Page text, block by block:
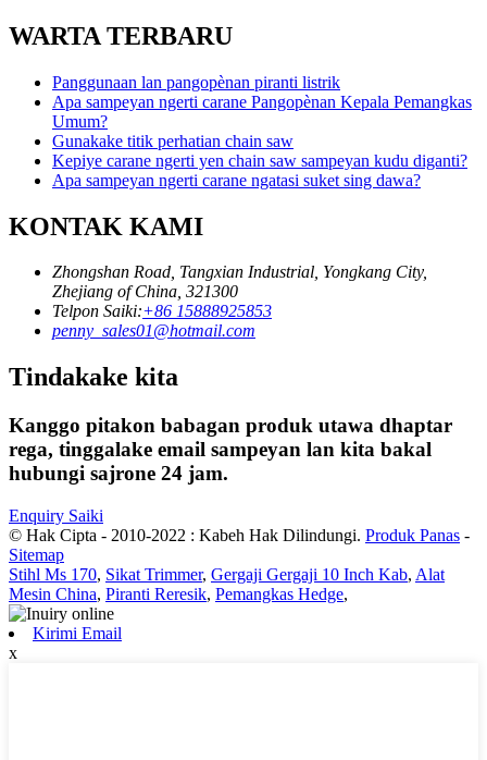
WARTA TERBARU
Panggunaan lan pangopènan piranti listrik
Apa sampeyan ngerti carane Pangopènan Kepala Pemangkas
Umum?
Gunakake titik perhatian chain saw
Kepiye carane ngerti yen chain saw sampeyan kudu diganti?
Apa sampeyan ngerti carane ngatasi suket sing dawa?
KONTAK KAMI
Zhongshan Road, Tangxian Industrial, Yongkang City,
Zhejiang of China, 321300
Telpon Saiki:+86 15888925853
penny_sales01@hotmail.com
Tindakake kita
Kanggo pitakon babagan produk utawa dhaptar
rega, tinggalake email sampeyan lan kita bakal
hubungi sajrone 24 jam.
Enquiry Saiki
© Hak Cipta - 2010-2022 : Kabeh Hak Dilindungi. Produk Panas -
Sitemap
Stihl Ms 170, Sikat Trimmer, Gergaji Gergaji 10 Inch Kab, Alat
Mesin China, Piranti Reresik, Pemangkas Hedge,
Kirimi Email
x